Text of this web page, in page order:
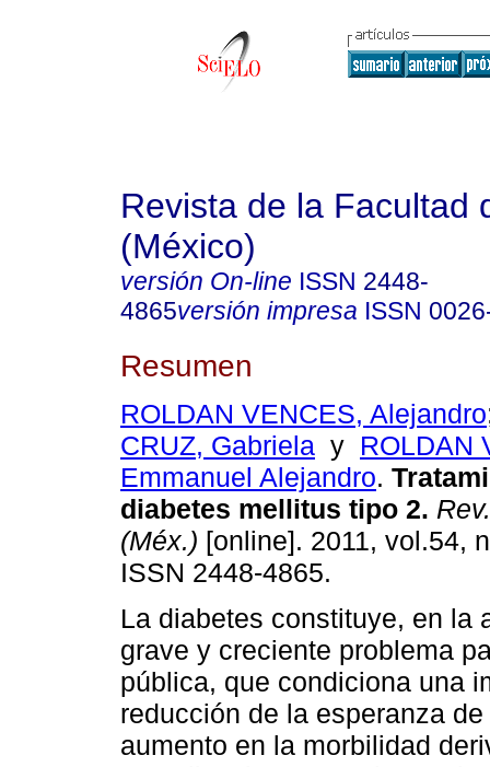
Revista de la Facultad
(México)
versión On-line ISSN 2448-
4865versión impresa ISSN
Resumen
ROLDAN VENCES, Alejandro
CRUZ, Gabriela y ROLDAN
Emmanuel Alejandro.
diabetes mellitus tipo 2.
(Méx.) [online]. 2011, vol.54,
ISSN 2448-4865.
La diabetes constituye, en la
grave y creciente problema
pública, que condiciona una
reducción de la esperanza
aumento en la morbilidad